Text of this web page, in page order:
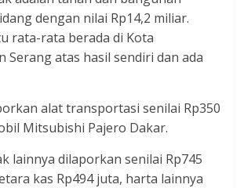
dengan nilai Rp14,2 miliar.
rata-rata berada di Kota
Serang atas hasil sendiri dan ada
alat transportasi senilai Rp350
Mitsubishi Pajero Dakar.
lainnya dilaporkan senilai Rp745
kas Rp494 juta, harta lainnya